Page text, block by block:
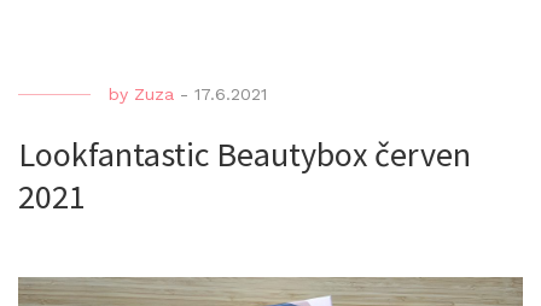
by Zuza - 17.6.2021
Lookfantastic Beautybox červen
2021